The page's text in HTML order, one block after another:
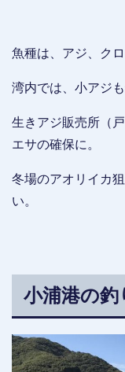
魚種は、アジ、ク
湾内では、小アジも
生きアジ販売所（
エサの確保に。
冬場のアオリイカ
い。
小浦港の釣